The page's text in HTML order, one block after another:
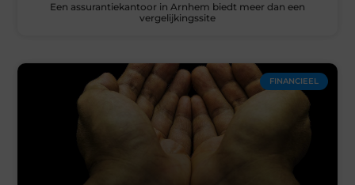
Een assurantiekantoor in Arnhem biedt meer dan een
vergelijkingssite
FINANCIEEL